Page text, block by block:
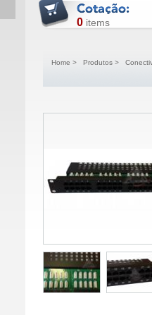
0 items
Home > Produtos >